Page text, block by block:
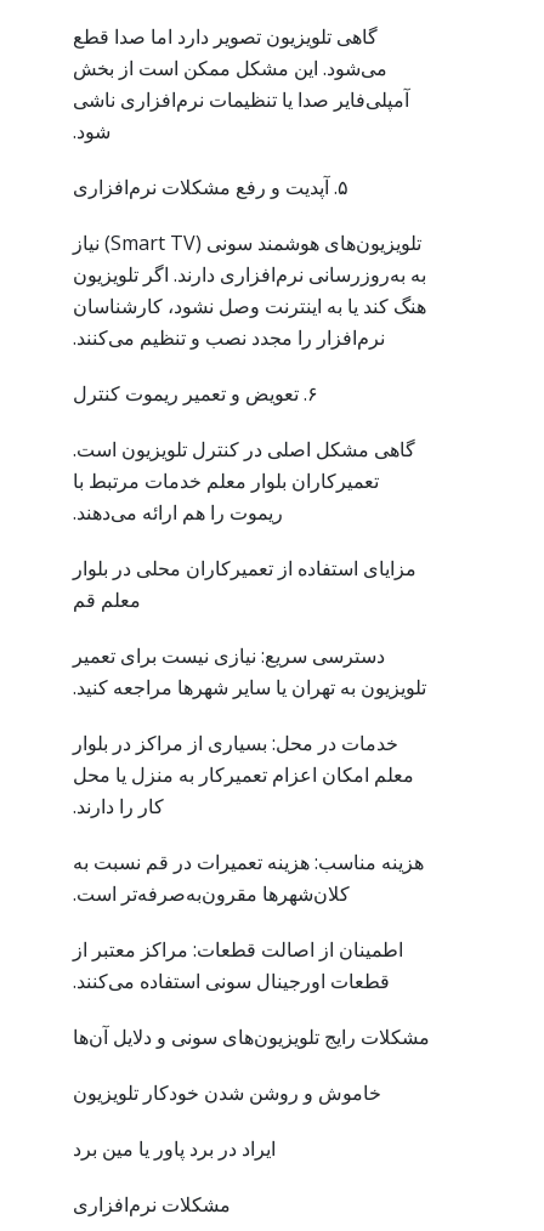
گاهی تلویزیون تصویر دارد اما صدا قطع
می‌شود. این مشکل ممکن است از بخش
آمپلی‌فایر صدا یا تنظیمات نرم‌افزاری ناشی
شود.
۵. آپدیت و رفع مشکلات نرم‌افزاری
تلویزیون‌های هوشمند سونی (Smart TV) نیاز
به به‌روزرسانی نرم‌افزاری دارند. اگر تلویزیون
هنگ کند یا به اینترنت وصل نشود، کارشناسان
نرم‌افزار را مجدد نصب و تنظیم می‌کنند.
۶. تعویض و تعمیر ریموت کنترل
گاهی مشکل اصلی در کنترل تلویزیون است.
تعمیرکاران بلوار معلم خدمات مرتبط با
ریموت را هم ارائه می‌دهند.
مزایای استفاده از تعمیرکاران محلی در بلوار
معلم قم
دسترسی سریع: نیازی نیست برای تعمیر
تلویزیون به تهران یا سایر شهرها مراجعه کنید.
خدمات در محل: بسیاری از مراکز در بلوار
معلم امکان اعزام تعمیرکار به منزل یا محل
کار را دارند.
هزینه مناسب: هزینه تعمیرات در قم نسبت به
کلان‌شهرها مقرون‌به‌صرفه‌تر است.
اطمینان از اصالت قطعات: مراکز معتبر از
قطعات اورجینال سونی استفاده می‌کنند.
مشکلات رایج تلویزیون‌های سونی و دلایل آن‌ها
خاموش و روشن شدن خودکار تلویزیون
ایراد در برد پاور یا مین برد
مشکلات نرم‌افزاری